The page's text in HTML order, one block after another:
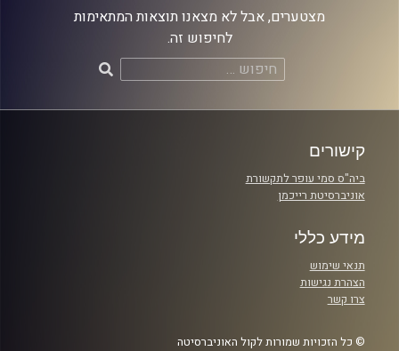
מצטערים, אבל לא מצאנו תוצאות המתאימות
לחיפוש זה.
חיפוש:
קישורים
ביה"ס סמי עופר לתקשורת
אוניברסיטת רייכמן
מידע כללי
תנאי שימוש
הצהרת נגישות
צרו קשר
© כל הזכויות שמורות לקול האוניברסיטה